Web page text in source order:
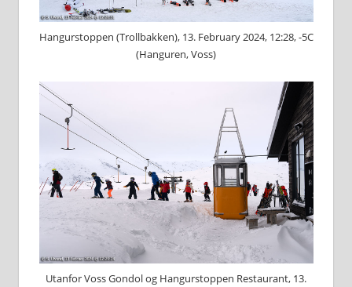
Hangurstoppen (Trollbakken), 13. February 2024, 12:28, -5C
(Hanguren, Voss)
Utanfor Voss Gondol og Hangurstoppen Restaurant, 13.